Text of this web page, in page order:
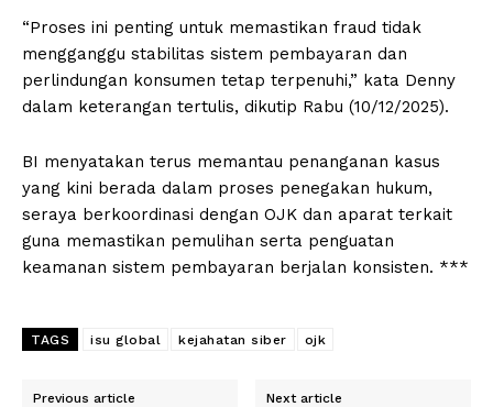
“Proses ini penting untuk memastikan fraud tidak
mengganggu stabilitas sistem pembayaran dan
perlindungan konsumen tetap terpenuhi,” kata Denny
dalam keterangan tertulis, dikutip Rabu (10/12/2025).
BI menyatakan terus memantau penanganan kasus
yang kini berada dalam proses penegakan hukum,
seraya berkoordinasi dengan OJK dan aparat terkait
guna memastikan pemulihan serta penguatan
keamanan sistem pembayaran berjalan konsisten. ***
TAGS isu global kejahatan siber ojk
Previous article Next article